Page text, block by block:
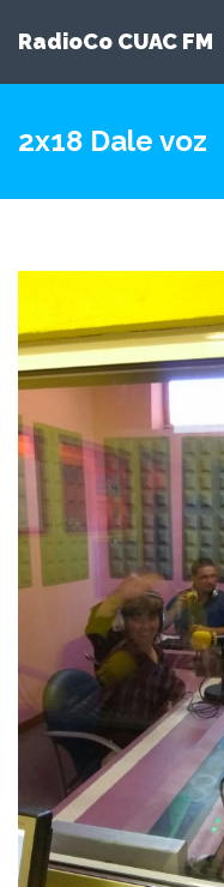
RadioCo CUAC FM
2x18 Dale voz